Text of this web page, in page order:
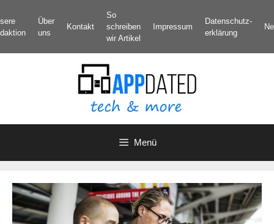
Inhalt
springen
Über
uns
Kontakt
So
schreiben
wir Artikel
Impressum
Datenschutz­
erklärung
Menü